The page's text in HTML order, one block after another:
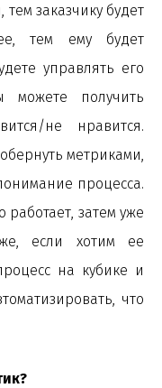
заказчику будет
тем ему будет
управлять его
получить
не нравится.
метриками,
процесса.
работает, затем уже
если хотим ее
на кубике и
что